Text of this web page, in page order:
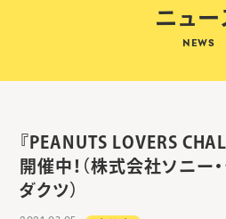
ニュー
NEWS
『PEANUTS LOVERS
開催中！（株式会社ソニー
ダクツ）